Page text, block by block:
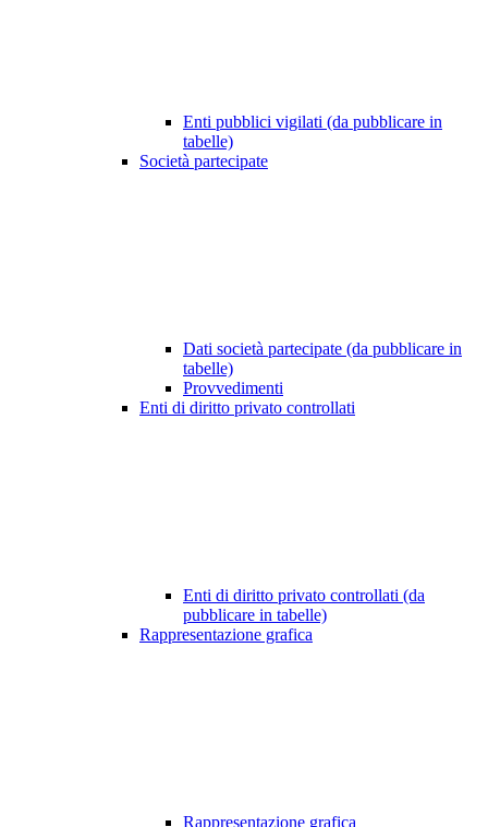
Enti pubblici vigilati (da pubblicare in
tabelle)
Società partecipate
Dati società partecipate (da pubblicare in
tabelle)
Provvedimenti
Enti di diritto privato controllati
Enti di diritto privato controllati (da
pubblicare in tabelle)
Rappresentazione grafica
Rappresentazione grafica